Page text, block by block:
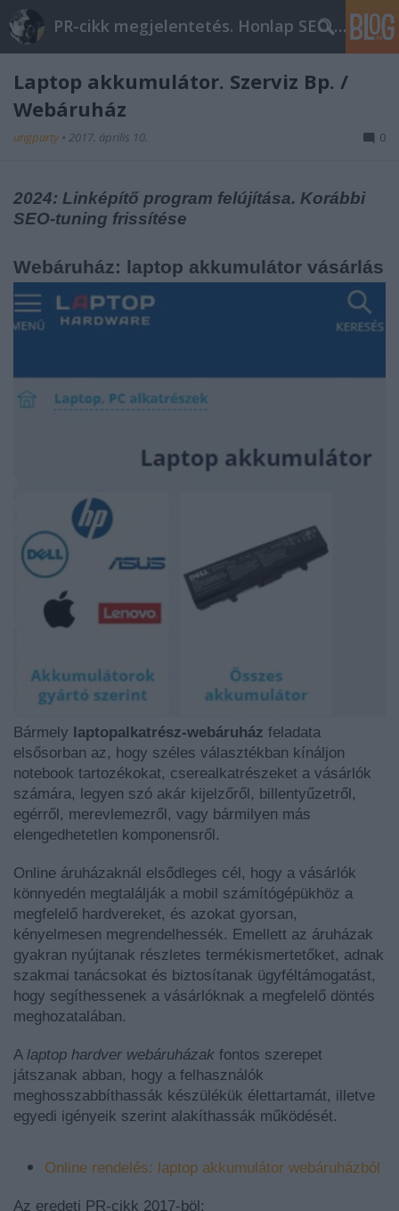
PR-cikk megjelentetés. Honlap SEO optimalizálás
Laptop akkumulátor. Szerviz Bp. /
Webáruház
ungparty • 2017. április 10. 0
2024: Linképítő program felújítása. Korábbi
SEO-tuning frissítése
Webáruház: laptop akkumulátor vásárlás
Bármely laptopalkatrész-webáruház feladata
elsősorban az, hogy széles választékban kínáljon
notebook tartozékokat, cserealkatrészeket a vásárlók
számára, legyen szó akár kijelzőről, billentyűzetről,
egérről, merevlemezről, vagy bármilyen más
elengedhetetlen komponensről.
Online áruházaknál elsődleges cél, hogy a vásárlók
könnyedén megtalálják a mobil számítógépükhöz a
megfelelő hardvereket, és azokat gyorsan,
kényelmesen megrendelhessék. Emellett az áruházak
gyakran nyújtanak részletes termékismertetőket, adnak
szakmai tanácsokat és biztosítanak ügyféltámogatást,
hogy segíthessenek a vásárlóknak a megfelelő döntés
meghozatalában.
A laptop hardver webáruházak fontos szerepet
játszanak abban, hogy a felhasználók
meghosszabbíthassák készülékük élettartamát, illetve
egyedi igényeik szerint alakíthassák működését.
Online rendelés: laptop akkumulátor webáruházból
Az eredeti PR-cikk 2017-böl: